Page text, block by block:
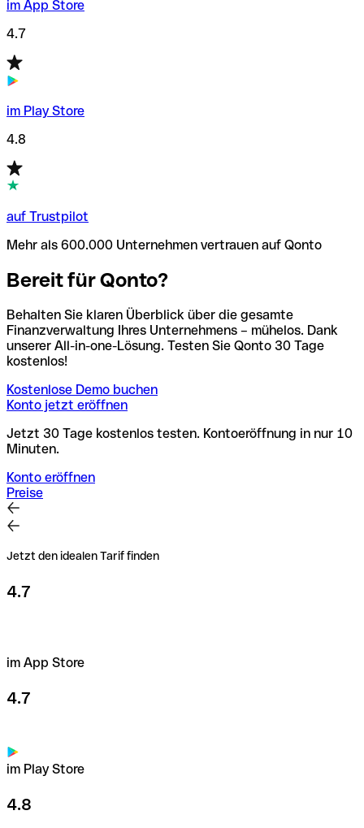
im App Store
4.7
im Play Store
4.8
auf Trustpilot
Mehr als 600.000 Unternehmen vertrauen auf Qonto
Bereit für Qonto?
Behalten Sie klaren Überblick über die gesamte
Finanzverwaltung Ihres Unternehmens – mühelos. Dank
unserer All-in-one-Lösung. Testen Sie Qonto 30 Tage
kostenlos!
Kostenlose Demo buchen
Konto jetzt eröffnen
Jetzt 30 Tage kostenlos testen. Kontoeröffnung in nur 10
Minuten.
Konto eröffnen
Preise
Jetzt den idealen Tarif finden
4.7
im App Store
4.7
im Play Store
4.8